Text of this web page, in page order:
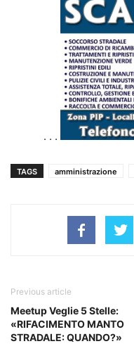
. . .
TAGS amministrazione
Previous article
Meetup Veglie 5 Stelle:
«RIFACIMENTO MANTO
STRADALE: QUANDO?»